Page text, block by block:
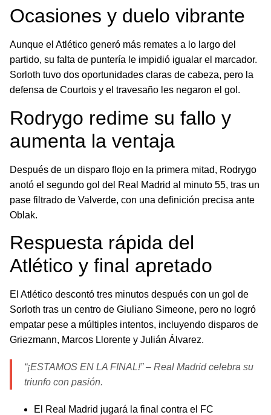
Ocasiones y duelo vibrante
Aunque el Atlético generó más remates a lo largo del
partido, su falta de puntería le impidió igualar el marcador.
Sorloth tuvo dos oportunidades claras de cabeza, pero la
defensa de Courtois y el travesaño les negaron el gol.
Rodrygo redime su fallo y
aumenta la ventaja
Después de un disparo flojo en la primera mitad, Rodrygo
anotó el segundo gol del Real Madrid al minuto 55, tras un
pase filtrado de Valverde, con una definición precisa ante
Oblak.
Respuesta rápida del
Atlético y final apretado
El Atlético descontó tres minutos después con un gol de
Sorloth tras un centro de Giuliano Simeone, pero no logró
empatar pese a múltiples intentos, incluyendo disparos de
Griezmann, Marcos Llorente y Julián Álvarez.
“¡ESTAMOS EN LA FINAL!” – Real Madrid celebra su
triunfo con pasión.
El Real Madrid jugará la final contra el FC